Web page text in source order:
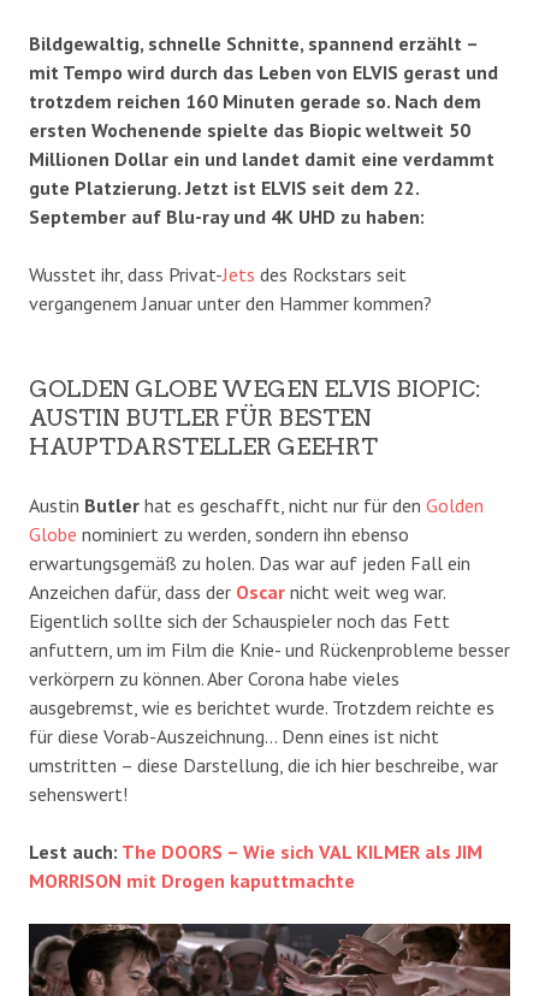
Bildgewaltig, schnelle Schnitte, spannend erzählt –
mit Tempo wird durch das Leben von ELVIS gerast und
trotzdem reichen 160 Minuten gerade so. Nach dem
ersten Wochenende spielte das Biopic weltweit 50
Millionen Dollar ein und landet damit eine verdammt
gute Platzierung. Jetzt ist ELVIS seit dem 22.
September auf Blu-ray und 4K UHD zu haben:
Wusstet ihr, dass Privat-Jets des Rockstars seit
vergangenem Januar unter den Hammer kommen?
GOLDEN GLOBE WEGEN ELVIS BIOPIC:
AUSTIN BUTLER FÜR BESTEN
HAUPTDARSTELLER GEEHRT
Austin Butler hat es geschafft, nicht nur für den Golden
Globe nominiert zu werden, sondern ihn ebenso
erwartungsgemäß zu holen. Das war auf jeden Fall ein
Anzeichen dafür, dass der Oscar nicht weit weg war.
Eigentlich sollte sich der Schauspieler noch das Fett
anfuttern, um im Film die Knie- und Rückenprobleme besser
verkörpern zu können. Aber Corona habe vieles
ausgebremst, wie es berichtet wurde. Trotzdem reichte es
für diese Vorab-Auszeichnung… Denn eines ist nicht
umstritten – diese Darstellung, die ich hier beschreibe, war
sehenswert!
Lest auch: The DOORS – Wie sich VAL KILMER als JIM
MORRISON mit Drogen kaputtmachte